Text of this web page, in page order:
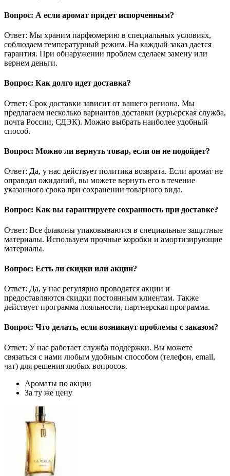
Вопрос: А если аромат придет испорченным?
Ответ: Мы храним парфюмерию в специальных условиях,
соблюдаем температурный режим. На каждый заказ дается
гарантия. При обнаружении проблем сделаем замену или
вернем деньги.
Вопрос: Как долго идет доставка?
Ответ: Срок доставки зависит от вашего региона. Мы
предлагаем несколько вариантов доставки (курьерская служба,
почта России, СДЭК). Можно выбрать наиболее удобный
способ.
Вопрос: Можно ли вернуть товар, если он не подойдет?
Ответ: Да, у нас действует политика возврата. Если аромат не
оправдал ожиданий, вы можете вернуть его в течение
указанного срока при сохранении товарного вида.
Вопрос: Как вы гарантируете сохранность при доставке?
Ответ: Все флаконы упаковываются в специальные защитные
материалы. Используем прочные коробки и амортизирующие
материалы.
Вопрос: Есть ли скидки или акции?
Ответ: Да, у нас регулярно проводятся акции и
предоставляются скидки постоянным клиентам. Также
действует программа лояльности, партнерская программа.
Вопрос: Что делать, если возникнут проблемы с заказом?
Ответ: У нас работает служба поддержки. Вы можете
связаться с нами любым удобным способом (телефон, email,
чат) для решения любых вопросов.
Ароматы по акции
За ту же цену